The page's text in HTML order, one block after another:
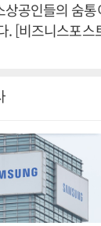
상공인들의 숨
. [비즈니스포스